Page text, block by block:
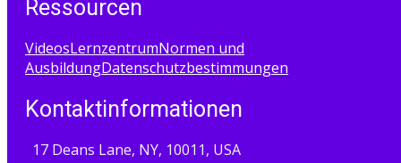
Ressourcen
VideosLernzentrumNormen und
AusbildungDatenschutzbestimmungen
Kontaktinformationen
17 Deans Lane, NY, 10011, USA